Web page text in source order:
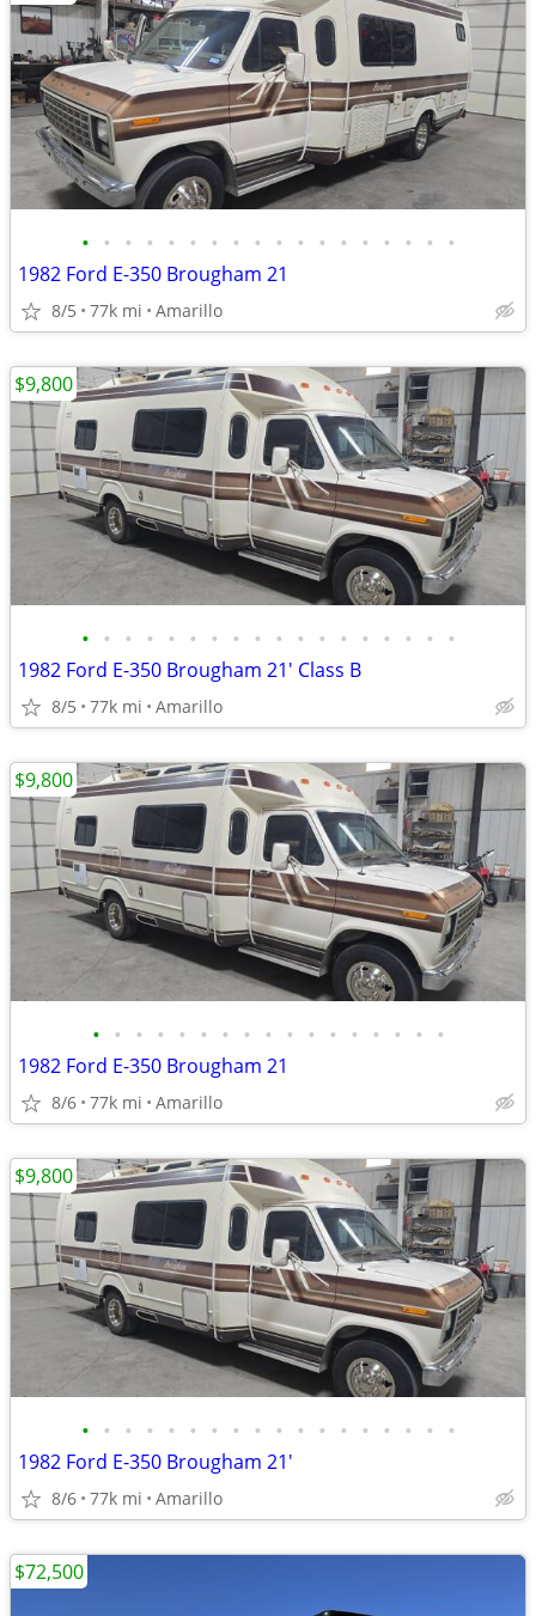
• • • • • • • • • • • • • • • • • •
1982 Ford E-350 Brougham 21
8/5 77k mi Amarillo
• • • • • • • • • • • • • • • • • •
1982 Ford E-350 Brougham 21' Class B
8/5 77k mi Amarillo
$9,800
• • • • • • • • • • • • • • • • •
1982 Ford E-350 Brougham 21
8/6 77k mi Amarillo
$9,800
• • • • • • • • • • • • • • • • • •
1982 Ford E-350 Brougham 21'
8/6 77k mi Amarillo
$9,800
$72,500